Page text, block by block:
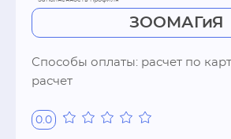
"Здоровый питомец -ЗООМАГиЯ
Способы оплаты: расчет по
расчет
0.0